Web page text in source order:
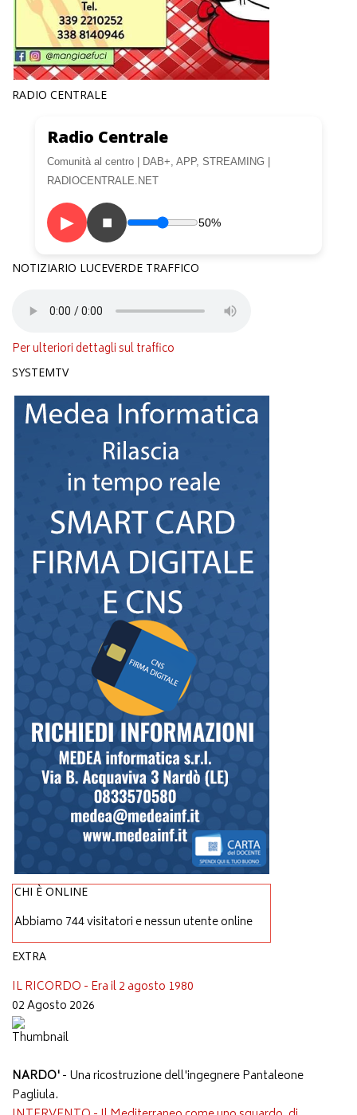
RADIO CENTRALE
Radio Centrale
Comunità al centro | DAB+, APP, STREAMING |
RADIOCENTRALE.NET
▶ ■ 50%
NOTIZIARIO LUCEVERDE TRAFFICO
Per ulteriori dettagli sul traffico
SYSTEMTV
CHI È ONLINE
Abbiamo 744 visitatori e nessun utente online
EXTRA
IL RICORDO - Era il 2 agosto 1980
02 Agosto 2026
NARDO'- Una ricostruzione dell'ingegnere Pantaleone
Pagliula.